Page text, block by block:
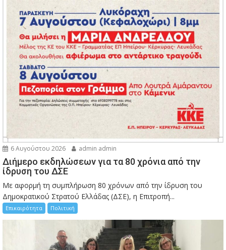
6 Αυγούστου 2026 admin admin
Διήμερο εκδηλώσεων για τα 80 χρόνια από την
ίδρυση του ΔΣΕ
Με αφορμή τη συμπλήρωση 80 χρόνων από την ίδρυση του
Δημοκρατικού Στρατού Ελλάδας (ΔΣΕ), η Επιτροπή...
Επικαιρότητα Πολιτική